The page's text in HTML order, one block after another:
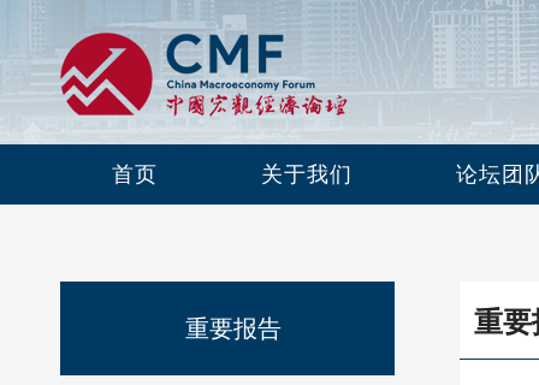
首页 关于我们 论坛团
重要报告 重要